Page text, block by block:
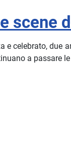
scene
e celebrato, due
a passare